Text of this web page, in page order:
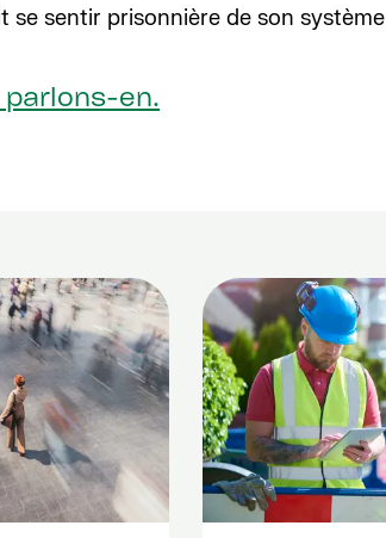
se sentir prisonnière de son système
parlons-en.